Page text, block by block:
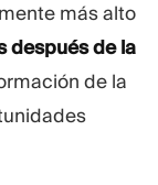
más alto
después de la
de la